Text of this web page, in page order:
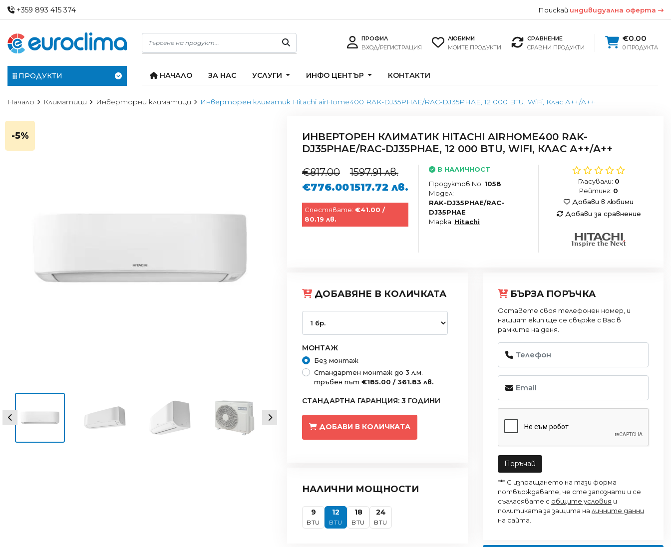
+359 893 415 374 Поискай индивидуална оферта
ПРОФИЛ
ВХОД/РЕГИСТРАЦИЯ
ЛЮБИМИ
МОИТЕ ПРОДУКТИ
СРАВНЕНИЕ
СРАВНИ ПРОДУКТИ
€0.00
0 ПРОДУКТА
ПРОДУКТИ НАЧАЛО ЗА НАС УСЛУГИ ИНФО ЦЕНТЪР КОНТАКТИ
Начало Климатици Инверторни климатици Инверторен климатик Hitachi airHome400 RAK-DJ35PHAE/RAC-DJ35PHAE, 12 000 BTU, WiFi, Клас А++/A++
-5%
ИНВЕРТОРЕН КЛИМАТИК HITACHI AIRHOME400 RAK-
DJ35PHAE/RAC-DJ35PHAE, 12 000 BTU, WIFI, КЛАС А++/A++
€817.00
€776.00
1597.91 лв.
1517.72 лв.
Спестявате: €41.00 /
80.19 лв.
В НАЛИЧНОСТ
Продуктов No: 1058
Модел:
RAK-DJ35PHAE/RAC-
DJ35PHAE
Марка: Hitachi
Гласували: 0
Рейтинг: 0
Добави в любими
Добави за сравнение
ДОБАВЯНЕ В КОЛИЧКАТА
МОНТАЖ
Без монтаж
Стандартен монтаж до 3 л.м.
тръбен път €185.00 / 361.83 лв.
СТАНДАРТНА ГАРАНЦИЯ: 3 ГОДИНИ
ДОБАВИ В КОЛИЧКАТА
НАЛИЧНИ МОЩНОСТИ
9
BTU
12
BTU
18
BTU
24
BTU
БЪРЗА ПОРЪЧКА
Оставете своя телефонен номер, и
нашият екип ще се свърже с Вас в
рамките на деня.
Поръчай
*** С изпращането на тази форма
потвърждавате, че сте запознати и се
съгласявате с общите условия и
политиката за защита на личните данни
на сайта.